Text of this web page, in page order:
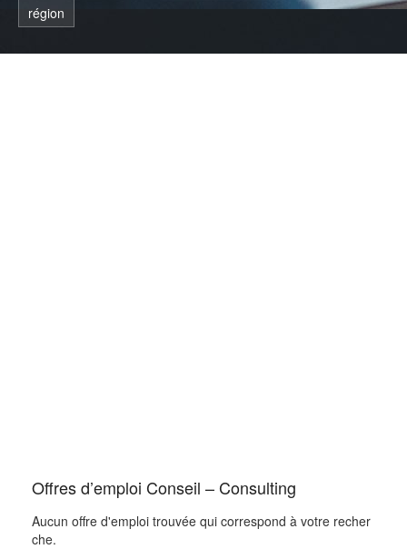
région
Offres d’emploi Conseil – Consulting
Aucun offre d'emploi trouvée qui correspond à votre recher
che.